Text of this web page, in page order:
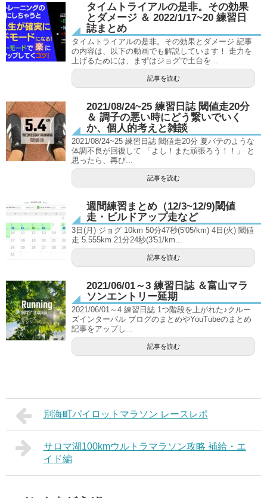
タイムトライアルの是非。その効果
とダメージ ＆ 2022/1/17~20 練習日
誌まとめ
タイムトライアルの是非。その効果とダメージ 記事
の内容は、以下の動画でも解説しています！ 走力を
上げるためには、まずはジョグで土台を...
記事を読む
2021/08/24~25 練習日誌 閾値走20分
＆ 調子の悪い時にどう繋いでいく
か、個人的考えと雑談
2021/08/24~25 練習日誌 閾値走20分 夏バテのような
体調不良が回復して 「よし！また頑張ろう！！」 と
思ったら、再び...
記事を読む
週間練習まとめ（12/3~12/9)閾値
走・ビルドアップ走など
3日(月) ジョグ 10km 50分47秒(5'05/km) 4日(火) 閾値
走 5.555km 21分24秒(3'51/km...
記事を読む
2021/06/01～3 練習日誌 ＆富山マラ
ソンエントリー延期
2021/06/01～4 練習日誌 1つ階段を上がれた♪クルー
ズインターバル ブログのまとめやYouTubeのまとめ
記事をアップし...
記事を読む
別海町パイロットマラソン レースレポ
サロマ湖100kmウルトラマラソン攻略 補給・エ
イド編